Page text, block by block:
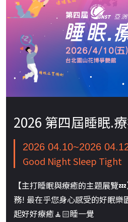
2026 第四屆睡眠.
2026 04.10~2026
Good Night Sleep Tight
【主打睡眠與療癒的主題展覽
務! 最在乎您身心感受的好眠
起好好療癒🧘🏻睡一覺